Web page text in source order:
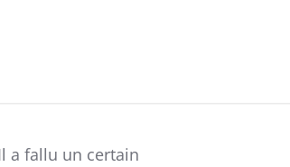
a fallu un certain